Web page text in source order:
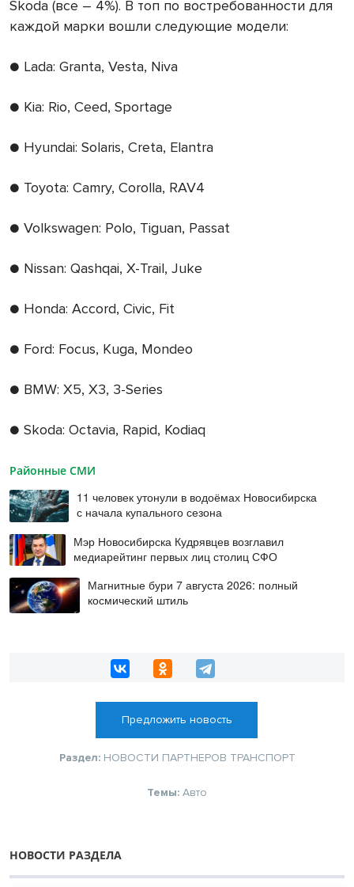
Skoda (все – 4%). В топ по востребованности для
каждой марки вошли следующие модели:
● Lada: Granta, Vesta, Niva
● Kia: Rio, Ceed, Sportage
● Hyundai: Solaris, Creta, Elantra
● Toyota: Camry, Corolla, RAV4
● Volkswagen: Polo, Tiguan, Passat
● Nissan: Qashqai, X-Trail, Juke
● Honda: Accord, Civic, Fit
● Ford: Focus, Kuga, Mondeo
● BMW: X5, X3, 3-Series
● Skoda: Octavia, Rapid, Kodiaq
Районные СМИ
11 человек утонули в водоёмах Новосибирска
с начала купального сезона
Мэр Новосибирска Кудрявцев возглавил
медиарейтинг первых лиц столиц СФО
Магнитные бури 7 августа 2026: полный
космический штиль
Предложить новость
Раздел: НОВОСТИ ПАРТНЕРОВ ТРАНСПОРТ
Темы: Авто
НОВОСТИ РАЗДЕЛА